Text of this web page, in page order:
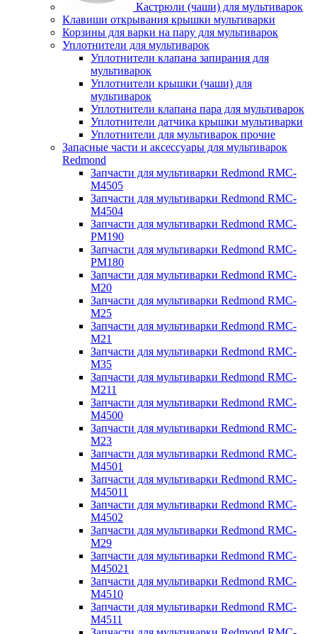
Кастрюли (чаши) для мультиварок
Клавиши открывания крышки мультиварки
Корзины для варки на пару для мультиварок
Уплотнители для мультиварок
Уплотнители клапана запирания для
мультиварок
Уплотнители крышки (чаши) для
мультиварок
Уплотнители клапана пара для мультиварок
Уплотнители датчика крышки мультиварки
Уплотнители для мультиварок прочие
Запасные части и аксессуары для мультиварок
Redmond
Запчасти для мультиварки Redmond RMC-
M4505
Запчасти для мультиварки Redmond RMC-
M4504
Запчасти для мультиварки Redmond RMC-
PM190
Запчасти для мультиварки Redmond RMC-
PM180
Запчасти для мультиварки Redmond RMC-
M20
Запчасти для мультиварки Redmond RMC-
M25
Запчасти для мультиварки Redmond RMC-
M21
Запчасти для мультиварки Redmond RMC-
M35
Запчасти для мультиварки Redmond RMC-
M211
Запчасти для мультиварки Redmond RMC-
M4500
Запчасти для мультиварки Redmond RMC-
M23
Запчасти для мультиварки Redmond RMC-
M4501
Запчасти для мультиварки Redmond RMC-
M45011
Запчасти для мультиварки Redmond RMC-
M4502
Запчасти для мультиварки Redmond RMC-
M29
Запчасти для мультиварки Redmond RMC-
M45021
Запчасти для мультиварки Redmond RMC-
M4510
Запчасти для мультиварки Redmond RMC-
M4511